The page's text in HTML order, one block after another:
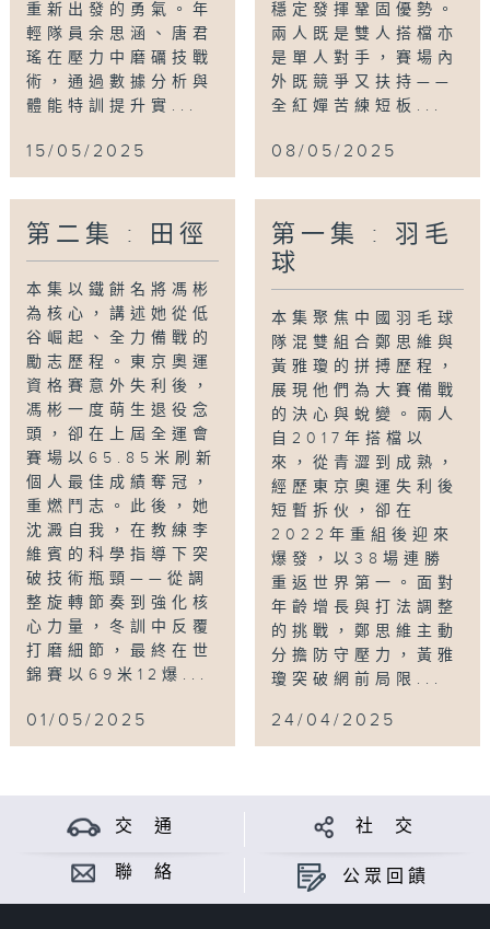
重新出發的勇氣。年
輕隊員余思涵、唐君
瑤在壓力中磨礪技戰
術，通過數據分析與
體能特訓提升實...
15/05/2025
穩定發揮鞏固優勢。
兩人既是雙人搭檔亦
是單人對手，賽場內
外既競爭又扶持——
全紅嬋苦練短板...
08/05/2025
第二集 : 田徑
本集以鐵餅名將馮彬
為核心，講述她從低
谷崛起、全力備戰的
勵志歷程。東京奧運
資格賽意外失利後，
馮彬一度萌生退役念
頭，卻在上屆全運會
賽場以65.85米刷新
個人最佳成績奪冠，
重燃鬥志。此後，她
沈澱自我，在教練李
維賓的科學指導下突
破技術瓶頸——從調
整旋轉節奏到強化核
心力量，冬訓中反覆
打磨細節，最終在世
錦賽以69米12爆...
01/05/2025
第一集 : 羽毛
球
本集聚焦中國羽毛球
隊混雙組合鄭思維與
黃雅瓊的拼搏歷程，
展現他們為大賽備戰
的決心與蛻變。兩人
自2017年搭檔以
來，從青澀到成熟，
經歷東京奧運失利後
短暫拆伙，卻在
2022年重組後迎來
爆發，以38場連勝
重返世界第一。面對
年齡增長與打法調整
的挑戰，鄭思維主動
分擔防守壓力，黃雅
瓊突破網前局限...
24/04/2025
交 通 社 交
聯 絡 公眾回饋